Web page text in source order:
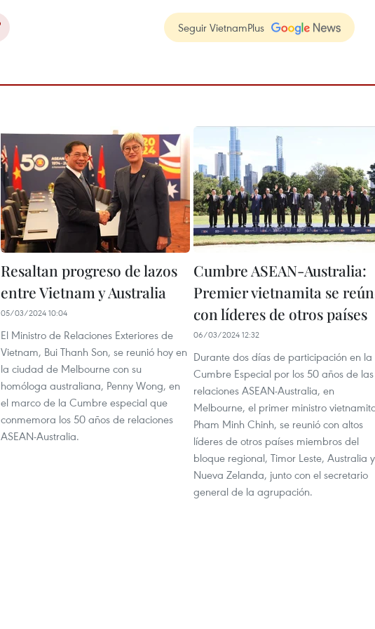
Seguir VietnamPlus
Resaltan progreso de lazos
entre Vietnam y Australia
05/03/2024 10:04
El Ministro de Relaciones Exteriores de
Vietnam, Bui Thanh Son, se reunió hoy en
la ciudad de Melbourne con su
homóloga australiana, Penny Wong, en
el marco de la Cumbre especial que
conmemora los 50 años de relaciones
ASEAN-Australia.
Cumbre ASEAN-Australia:
Premier vietnamita se
con líderes de otros países
06/03/2024 12:32
Durante dos días de participación en la
Cumbre Especial por los 50 años de las
relaciones ASEAN-Australia, en
Melbourne, el primer ministro
Pham Minh Chinh, se reunió con altos
líderes de otros países miembros del
bloque regional, Timor Leste, Australia y
Nueva Zelanda, junto con el secretario
general de la agrupación.